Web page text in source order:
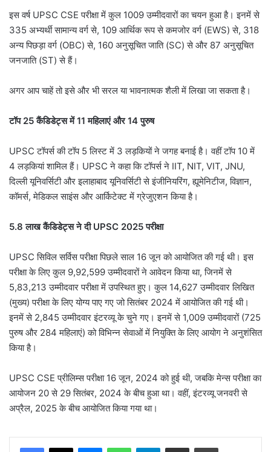
इस वर्ष UPSC CSE परीक्षा में कुल 1009 उम्मीदवारों का चयन हुआ है। इनमें से
335 अभ्यर्थी सामान्य वर्ग से, 109 आर्थिक रूप से कमजोर वर्ग (EWS) से, 318
अन्य पिछड़ा वर्ग (OBC) से, 160 अनुसूचित जाति (SC) से और 87 अनुसूचित
जनजाति (ST) से हैं।
अगर आप चाहें तो इसे और भी सरल या भावनात्मक शैली में लिखा जा सकता है।
टॉप 25 कैंडिडेट्स में 11 महिलाएं और 14 पुरुष
UPSC टॉपर्स की टॉप 5 लिस्‍ट में 3 लड़कियों ने जगह बनाई है। वहीं टॉप 10 में
4 लड़कियां शामिल हैं। UPSC ने कहा कि टॉपर्स ने IIT, NIT, VIT, JNU,
दिल्ली यूनिवर्सिटी और इलाहाबाद यूनिवर्सिटी से इंजीनियरिंग, ह्यूमेनिटीज, विज्ञान,
कॉमर्स, मेडिकल साइंस और आर्किटेक्ट में ग्रेजुएशन किया है।
5.8 लाख कैंडिडेट्स ने दी UPSC 2025 परीक्षा
UPSC सिविल सर्विस परीक्षा पिछले साल 16 जून को आयोजित की गई थी। इस
परीक्षा के लिए कुल 9,92,599 उम्मीदवारों ने आवेदन किया था, जिनमें से
5,83,213 उम्मीदवार परीक्षा में उपस्थित हुए। कुल 14,627 उम्मीदवार लिखित
(मुख्य) परीक्षा के लिए योग्य पाए गए जो सितंबर 2024 में आयोजित की गई थी।
इनमें से 2,845 उम्मीदवार इंटरव्यू के चुने गए। इनमें से 1,009 उम्मीदवारों (725
पुरुष और 284 महिलाएं) को विभिन्न सेवाओं में नियुक्ति के लिए आयोग ने अनुशंसित
किया है।
UPSC CSE प्रीलिम्स परीक्षा 16 जून, 2024 को हुई थी, जबकि मेन्स परीक्षा का
आयोजन 20 से 29 सितंबर, 2024 के बीच हुआ था। वहीं, इंटरव्यू जनवरी से
अप्रैल, 2025 के बीच आयोजित किया गया था।
MessengerWhatsAppTelegramShare via Email Print